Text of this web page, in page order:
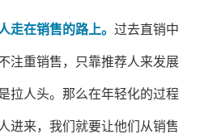
走在销售的路上。 过去直销中
注重销售，只靠推荐人来发展
拉人头。那么在年轻化的过程
进来，我们就要让他们从销售